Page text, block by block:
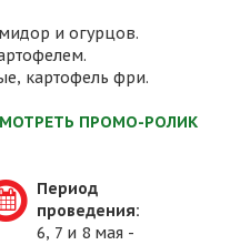
и огурцов.
картофель фри.
ПРОМО-РОЛИК
Период
проведения:
6, 7 и 8 мая -